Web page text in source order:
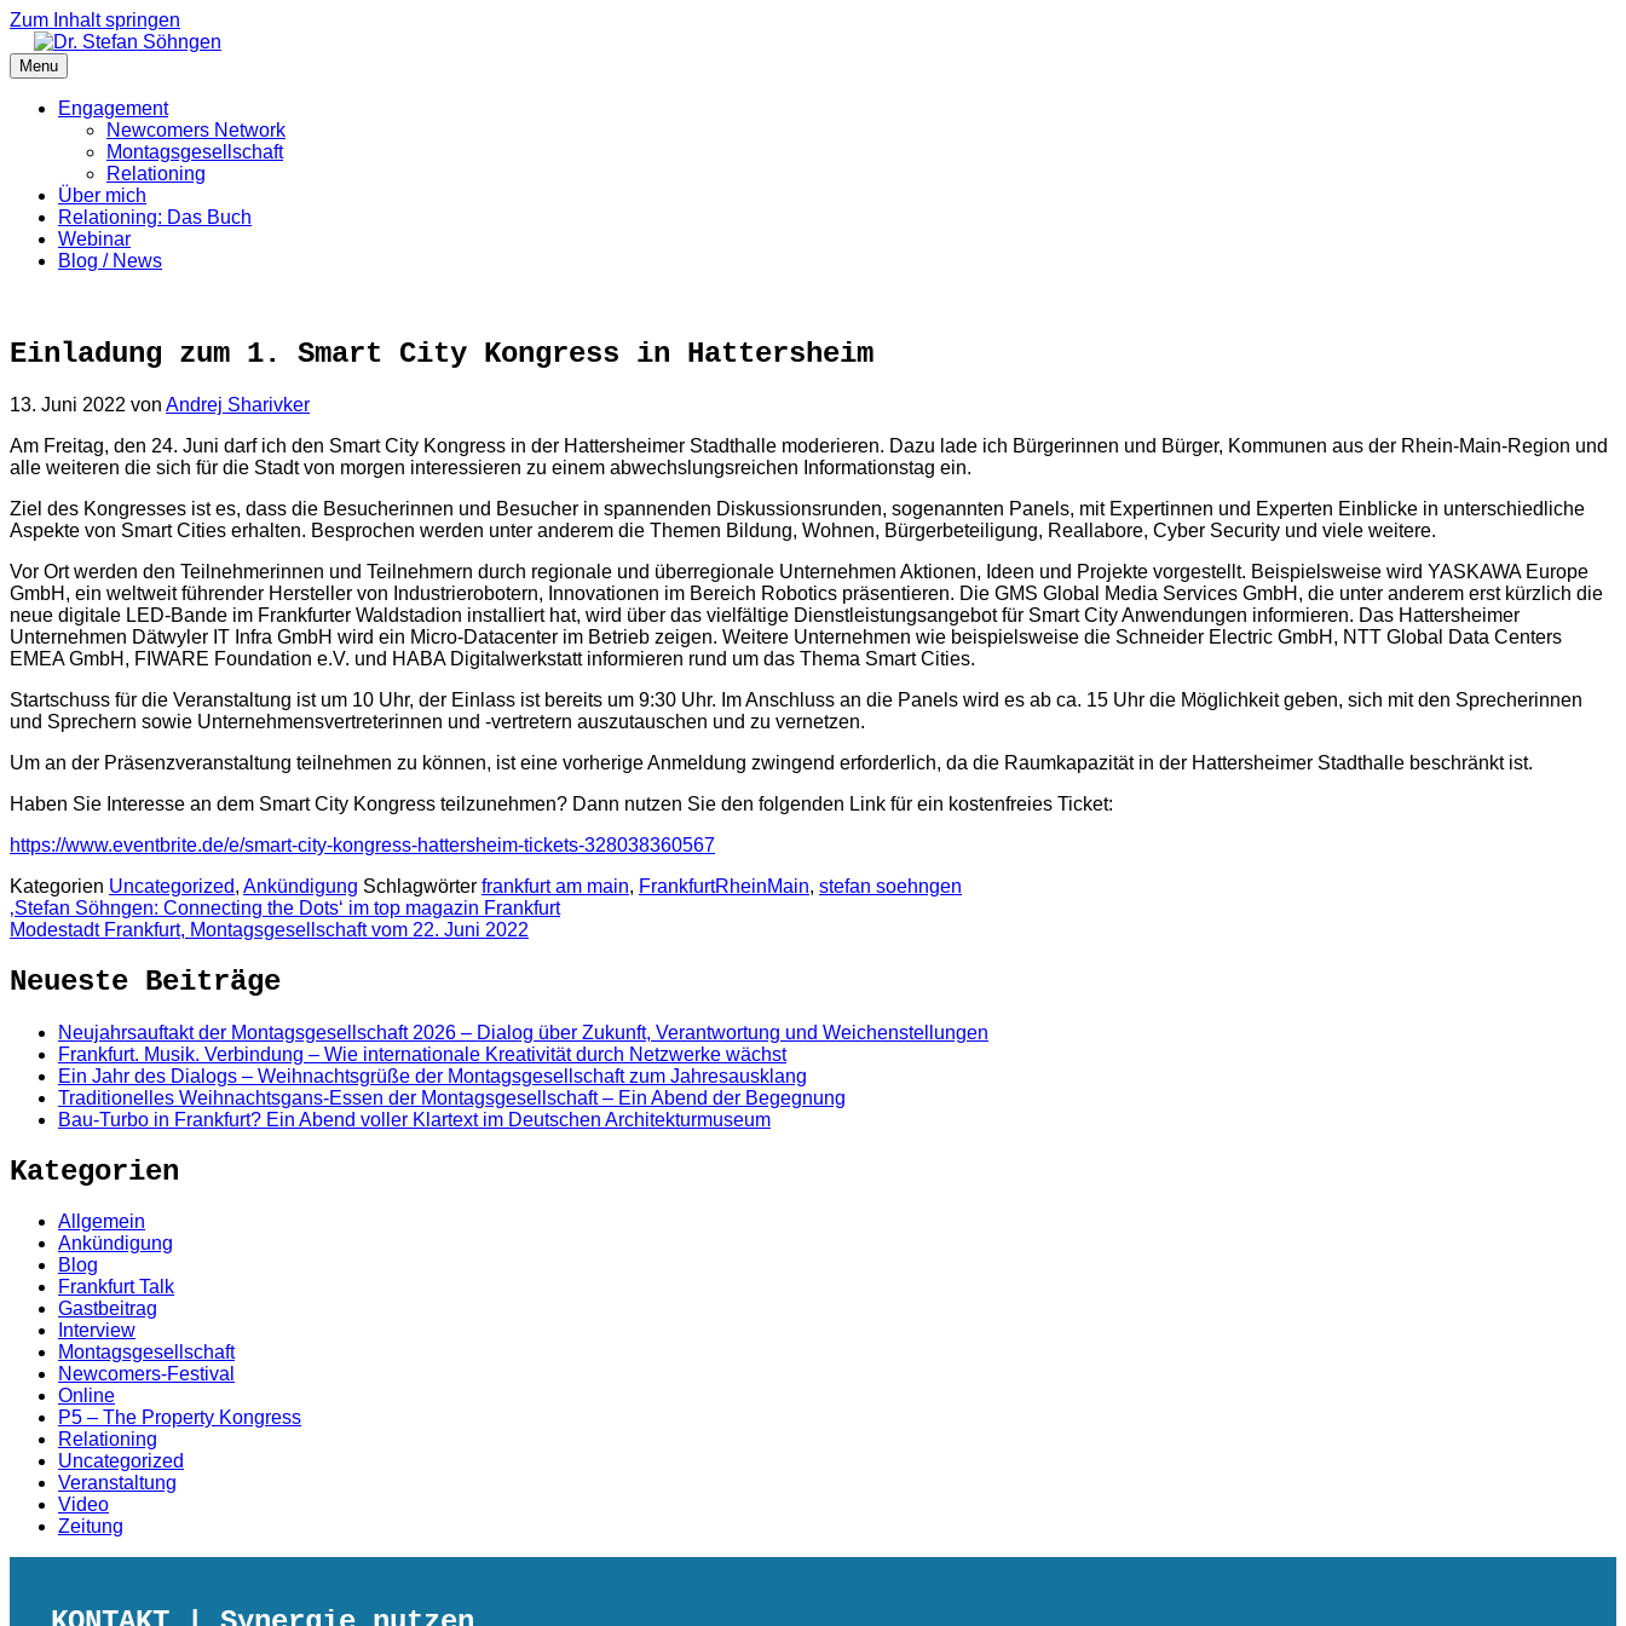
Zum Inhalt springen
Menu
Engagement
Newcomers Network
Montagsgesellschaft
Relationing
Über mich
Relationing: Das Buch
Webinar
Blog / News
Einladung zum 1. Smart City Kongress in Hattersheim
13. Juni 2022 von Andrej Sharivker
Am Freitag, den 24. Juni darf ich den Smart City Kongress in der Hattersheimer Stadthalle moderieren. Dazu lade ich Bürgerinnen und Bürger, Kommunen aus der Rhein-Main-Region und
alle weiteren die sich für die Stadt von morgen interessieren zu einem abwechslungsreichen Informationstag ein.
Ziel des Kongresses ist es, dass die Besucherinnen und Besucher in spannenden Diskussionsrunden, sogenannten Panels, mit Expertinnen und Experten Einblicke in unterschiedliche
Aspekte von Smart Cities erhalten. Besprochen werden unter anderem die Themen Bildung, Wohnen, Bürgerbeteiligung, Reallabore, Cyber Security und viele weitere.
Vor Ort werden den Teilnehmerinnen und Teilnehmern durch regionale und überregionale Unternehmen Aktionen, Ideen und Projekte vorgestellt. Beispielsweise wird YASKAWA Europe
GmbH, ein weltweit führender Hersteller von Industrierobotern, Innovationen im Bereich Robotics präsentieren. Die GMS Global Media Services GmbH, die unter anderem erst kürzlich die
neue digitale LED-Bande im Frankfurter Waldstadion installiert hat, wird über das vielfältige Dienstleistungsangebot für Smart City Anwendungen informieren. Das Hattersheimer
Unternehmen Dätwyler IT Infra GmbH wird ein Micro-Datacenter im Betrieb zeigen. Weitere Unternehmen wie beispielsweise die Schneider Electric GmbH, NTT Global Data Centers
EMEA GmbH, FIWARE Foundation e.V. und HABA Digitalwerkstatt informieren rund um das Thema Smart Cities.
Startschuss für die Veranstaltung ist um 10 Uhr, der Einlass ist bereits um 9:30 Uhr. Im Anschluss an die Panels wird es ab ca. 15 Uhr die Möglichkeit geben, sich mit den Sprecherinnen
und Sprechern sowie Unternehmensvertreterinnen und -vertretern auszutauschen und zu vernetzen.
Um an der Präsenzveranstaltung teilnehmen zu können, ist eine vorherige Anmeldung zwingend erforderlich, da die Raumkapazität in der Hattersheimer Stadthalle beschränkt ist.
Haben Sie Interesse an dem Smart City Kongress teilzunehmen? Dann nutzen Sie den folgenden Link für ein kostenfreies Ticket:
https://www.eventbrite.de/e/smart-city-kongress-hattersheim-tickets-328038360567
Kategorien Uncategorized, Ankündigung Schlagwörter frankfurt am main, FrankfurtRheinMain, stefan soehngen
‚Stefan Söhngen: Connecting the Dots‘ im top magazin Frankfurt
Modestadt Frankfurt, Montagsgesellschaft vom 22. Juni 2022
Neueste Beiträge
Neujahrsauftakt der Montagsgesellschaft 2026 – Dialog über Zukunft, Verantwortung und Weichenstellungen
Frankfurt. Musik. Verbindung – Wie internationale Kreativität durch Netzwerke wächst
Ein Jahr des Dialogs – Weihnachtsgrüße der Montagsgesellschaft zum Jahresausklang
Traditionelles Weihnachtsgans-Essen der Montagsgesellschaft – Ein Abend der Begegnung
Bau-Turbo in Frankfurt? Ein Abend voller Klartext im Deutschen Architekturmuseum
Kategorien
Allgemein
Ankündigung
Blog
Frankfurt Talk
Gastbeitrag
Interview
Montagsgesellschaft
Newcomers-Festival
Online
P5 – The Property Kongress
Relationing
Uncategorized
Veranstaltung
Video
Zeitung